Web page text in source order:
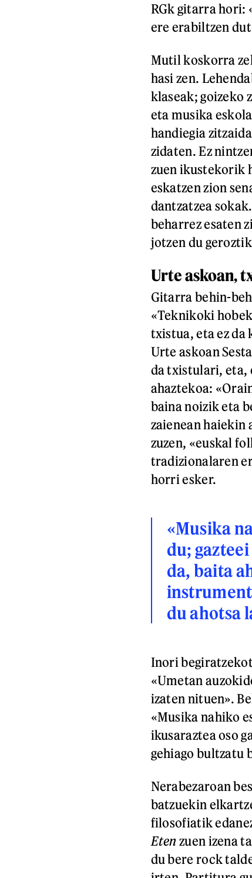
RGk gitarra hori:
ere erabiltzen
Mutil koskorra
hasi zen.
klaseak; goizeko
eta musika
handiegia
zidaten. Ez
zuen ikustekorik
eskatzen zion
dantzatzea
beharrez esaten
jotzen du
Urte askoan,
Gitarra behin-
«Teknikoki
txistua, eta ez da
Urte askoan
da txistulari, eta,
ahaztekoa:
baina noizik eta
zaienean haiekin
zuzen, «euskal
tradizionalaren
horri esker.
«Musika
du;
da, baita
du ahotsa
Inori
«Umetan
izaten nituen».
«Musika nahiko
ikusaraztea oso
gehiago bultzatu
Nerabezaroan
batzuekin
filosofiatik
Eten zuen izena
du bere rock